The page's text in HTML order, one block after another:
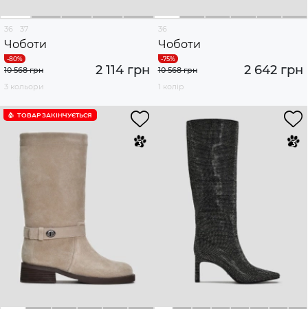
36 37
Чоботи
2 114 грн
10 568 грн
3 кольори
36
Чоботи
2 642 грн
10 568 грн
1 колір
ТОВАР ЗАКІНЧУЄTЬСЯ